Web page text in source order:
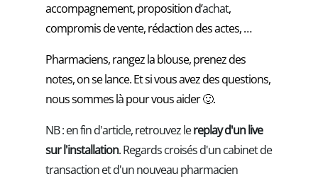
accompagnement, proposition d’achat,
compromis de vente, rédaction des actes, …
Pharmaciens, rangez la blouse, prenez des
notes, on se lance. Et si vous avez des questions,
nous sommes là pour vous aider 🙂.
NB : en fin d'article, retrouvez lereplay d'un live
sur l'installation. Regards croisés d'un cabinet de
transaction et d'un nouveau pharmacien